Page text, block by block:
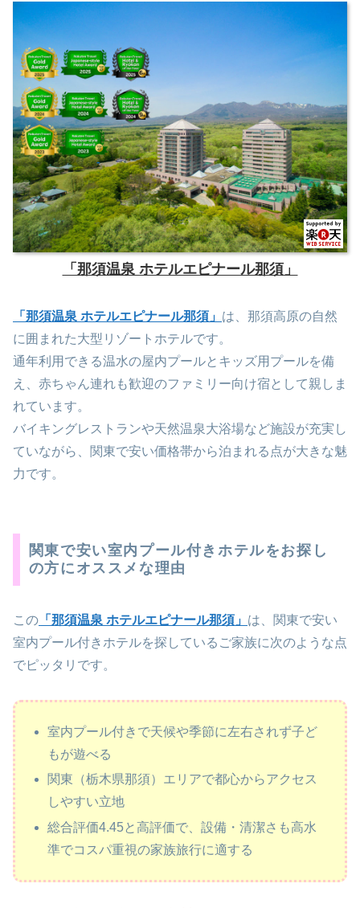
「那須温泉 ホテルエピナール那須」
「那須温泉 ホテルエピナール那須」 は、那須高原の自然
に囲まれた大型リゾートホテルです。
通年利用できる温水の屋内プールとキッズ用プールを備
え、赤ちゃん連れも歓迎のファミリー向け宿として親しま
れています。
バイキングレストランや天然温泉大浴場など施設が充実し
ていながら、関東で安い価格帯から泊まれる点が大きな魅
力です。
関東で安い室内プール付きホテルをお探し
の方にオススメな理由
この 「那須温泉 ホテルエピナール那須」 は、関東で安い
室内プール付きホテルを探しているご家族に次のような点
でピッタリです。
室内プール付きで天候や季節に左右されず子ど
もが遊べる
関東（栃木県那須）エリアで都心からアクセス
しやすい立地
総合評価4.45と高評価で、設備・清潔さも高水
準でコスパ重視の家族旅行に適する